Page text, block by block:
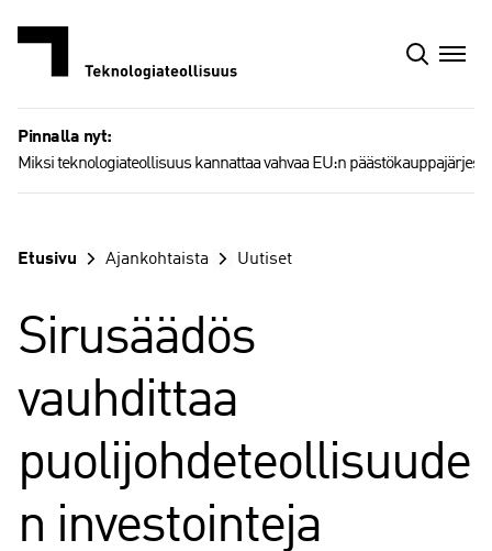
Pinnalla nyt:
Miksi teknologiateollisuus kannattaa vahvaa EU:n
Etusivu Ajankohtaista Uutiset
Sirusäädös
vauhdittaa
puolijohdeteollisuude
n investointeja